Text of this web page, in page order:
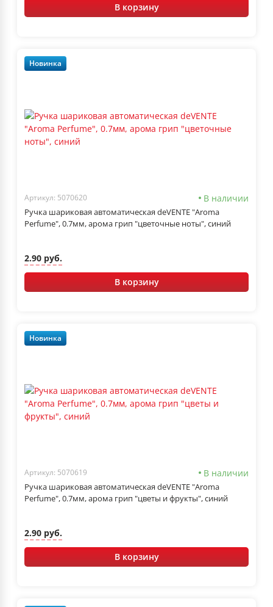
В корзину
Новинка
Артикул: 5070620 В наличии
Ручка шариковая автоматическая deVENTE "Aroma
Perfume", 0.7мм, арома грип "цветочные ноты", синий
2.90 руб.
В корзину
Новинка
Артикул: 5070619 В наличии
Ручка шариковая автоматическая deVENTE "Aroma
Perfume", 0.7мм, арома грип "цветы и фрукты", синий
2.90 руб.
В корзину